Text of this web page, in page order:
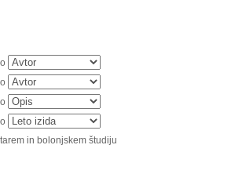
in bolonjskem študiju